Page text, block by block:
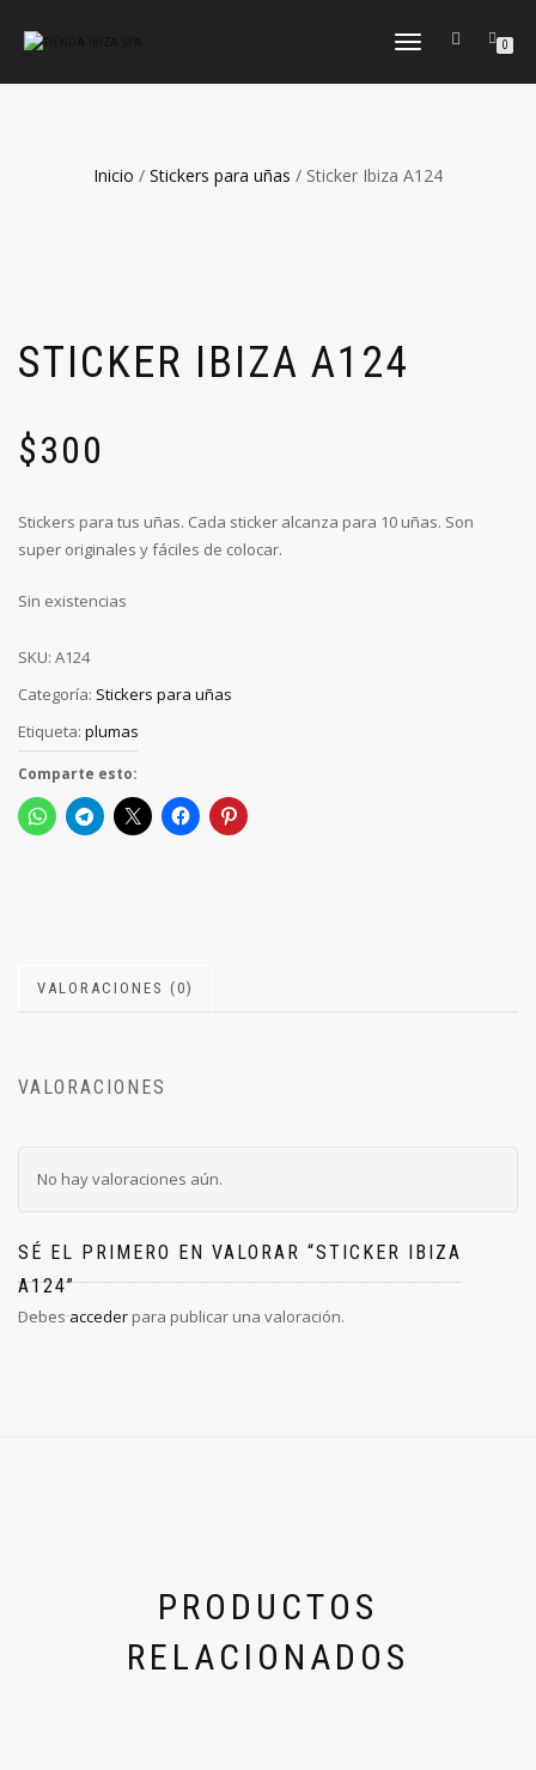
CAMBIAR
0
Inicio / Stickers para uñas / Sticker Ibiza A124
STICKER IBIZA A124
$300
Stickers para tus uñas. Cada sticker alcanza para 10 uñas. Son
super originales y fáciles de colocar.
Sin existencias
SKU: A124
Categoría: Stickers para uñas
Etiqueta: plumas
Comparte esto:
VALORACIONES (0)
VALORACIONES
No hay valoraciones aún.
SÉ EL PRIMERO EN VALORAR “STICKER IBIZA
A124”
Debesacceder para publicar una valoración.
PRODUCTOS
RELACIONADOS